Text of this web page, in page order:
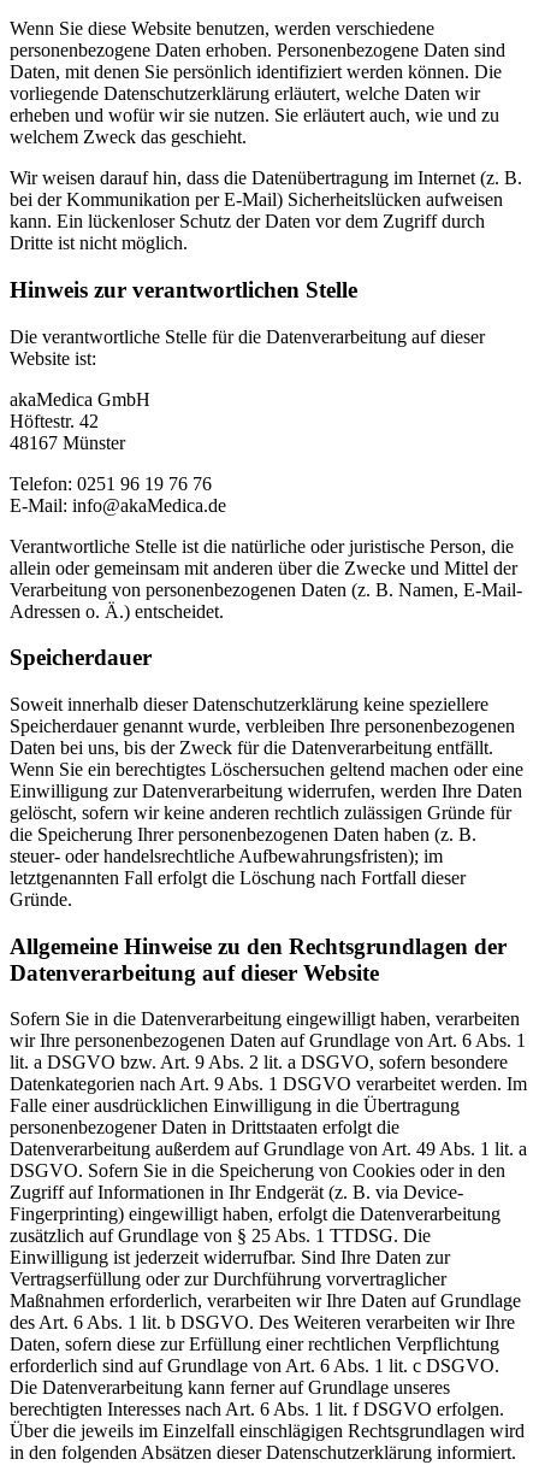
Wenn Sie diese Website benutzen, werden verschiedene
personenbezogene Daten erhoben. Personenbezogene Daten sind
Daten, mit denen Sie persönlich identifiziert werden können. Die
vorliegende Datenschutzerklärung erläutert, welche Daten wir
erheben und wofür wir sie nutzen. Sie erläutert auch, wie und zu
welchem Zweck das geschieht.
Wir weisen darauf hin, dass die Datenübertragung im Internet (z. B.
bei der Kommunikation per E-Mail) Sicherheitslücken aufweisen
kann. Ein lückenloser Schutz der Daten vor dem Zugriff durch
Dritte ist nicht möglich.
Hinweis zur verantwortlichen Stelle
Die verantwortliche Stelle für die Datenverarbeitung auf dieser
Website ist:
akaMedica GmbH
Höftestr. 42
48167 Münster
Telefon: 0251 96 19 76 76
E-Mail: info@akaMedica.de
Verantwortliche Stelle ist die natürliche oder juristische Person, die
allein oder gemeinsam mit anderen über die Zwecke und Mittel der
Verarbeitung von personenbezogenen Daten (z. B. Namen, E-Mail-
Adressen o. Ä.) entscheidet.
Speicherdauer
Soweit innerhalb dieser Datenschutzerklärung keine speziellere
Speicherdauer genannt wurde, verbleiben Ihre personenbezogenen
Daten bei uns, bis der Zweck für die Datenverarbeitung entfällt.
Wenn Sie ein berechtigtes Löschersuchen geltend machen oder eine
Einwilligung zur Datenverarbeitung widerrufen, werden Ihre Daten
gelöscht, sofern wir keine anderen rechtlich zulässigen Gründe für
die Speicherung Ihrer personenbezogenen Daten haben (z. B.
steuer- oder handelsrechtliche Aufbewahrungsfristen); im
letztgenannten Fall erfolgt die Löschung nach Fortfall dieser
Gründe.
Allgemeine Hinweise zu den Rechtsgrundlagen der
Datenverarbeitung auf dieser Website
Sofern Sie in die Datenverarbeitung eingewilligt haben, verarbeiten
wir Ihre personenbezogenen Daten auf Grundlage von Art. 6 Abs. 1
lit. a DSGVO bzw. Art. 9 Abs. 2 lit. a DSGVO, sofern besondere
Datenkategorien nach Art. 9 Abs. 1 DSGVO verarbeitet werden. Im
Falle einer ausdrücklichen Einwilligung in die Übertragung
personenbezogener Daten in Drittstaaten erfolgt die
Datenverarbeitung außerdem auf Grundlage von Art. 49 Abs. 1 lit. a
DSGVO. Sofern Sie in die Speicherung von Cookies oder in den
Zugriff auf Informationen in Ihr Endgerät (z. B. via Device-
Fingerprinting) eingewilligt haben, erfolgt die Datenverarbeitung
zusätzlich auf Grundlage von § 25 Abs. 1 TTDSG. Die
Einwilligung ist jederzeit widerrufbar. Sind Ihre Daten zur
Vertragserfüllung oder zur Durchführung vorvertraglicher
Maßnahmen erforderlich, verarbeiten wir Ihre Daten auf Grundlage
des Art. 6 Abs. 1 lit. b DSGVO. Des Weiteren verarbeiten wir Ihre
Daten, sofern diese zur Erfüllung einer rechtlichen Verpflichtung
erforderlich sind auf Grundlage von Art. 6 Abs. 1 lit. c DSGVO.
Die Datenverarbeitung kann ferner auf Grundlage unseres
berechtigten Interesses nach Art. 6 Abs. 1 lit. f DSGVO erfolgen.
Über die jeweils im Einzelfall einschlägigen Rechtsgrundlagen wird
in den folgenden Absätzen dieser Datenschutzerklärung informiert.